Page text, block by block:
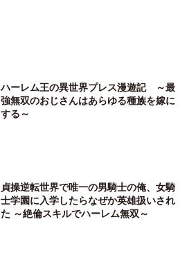
ハーレム王の異世界プレス漫遊記 ～最
強無双のおじさんはあらゆる種族を嫁に
する～
貞操逆転世界で唯一の男騎士の俺、女騎
士学園に入学したらなぜか英雄扱いされ
た ～絶倫スキルでハーレム無双～